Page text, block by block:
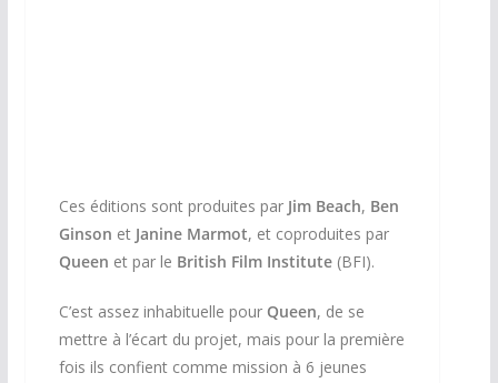
Ces éditions sont produites par Jim Beach, Ben
Ginson et Janine Marmot, et coproduites par
Queen et par le British Film Institute(BFI).
C’est assez inhabituelle pour Queen, de se
mettre à l’écart du projet, mais pour la première
fois ils confient comme mission à 6 jeunes